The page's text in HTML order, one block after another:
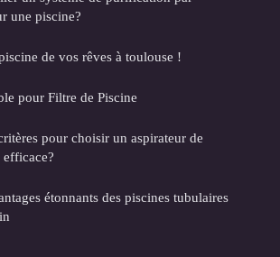
une piscine?
de vos rêves à toulouse !
pour Filtre de Piscine
pour choisir un aspirateur de
étonnants des piscines tubulaires